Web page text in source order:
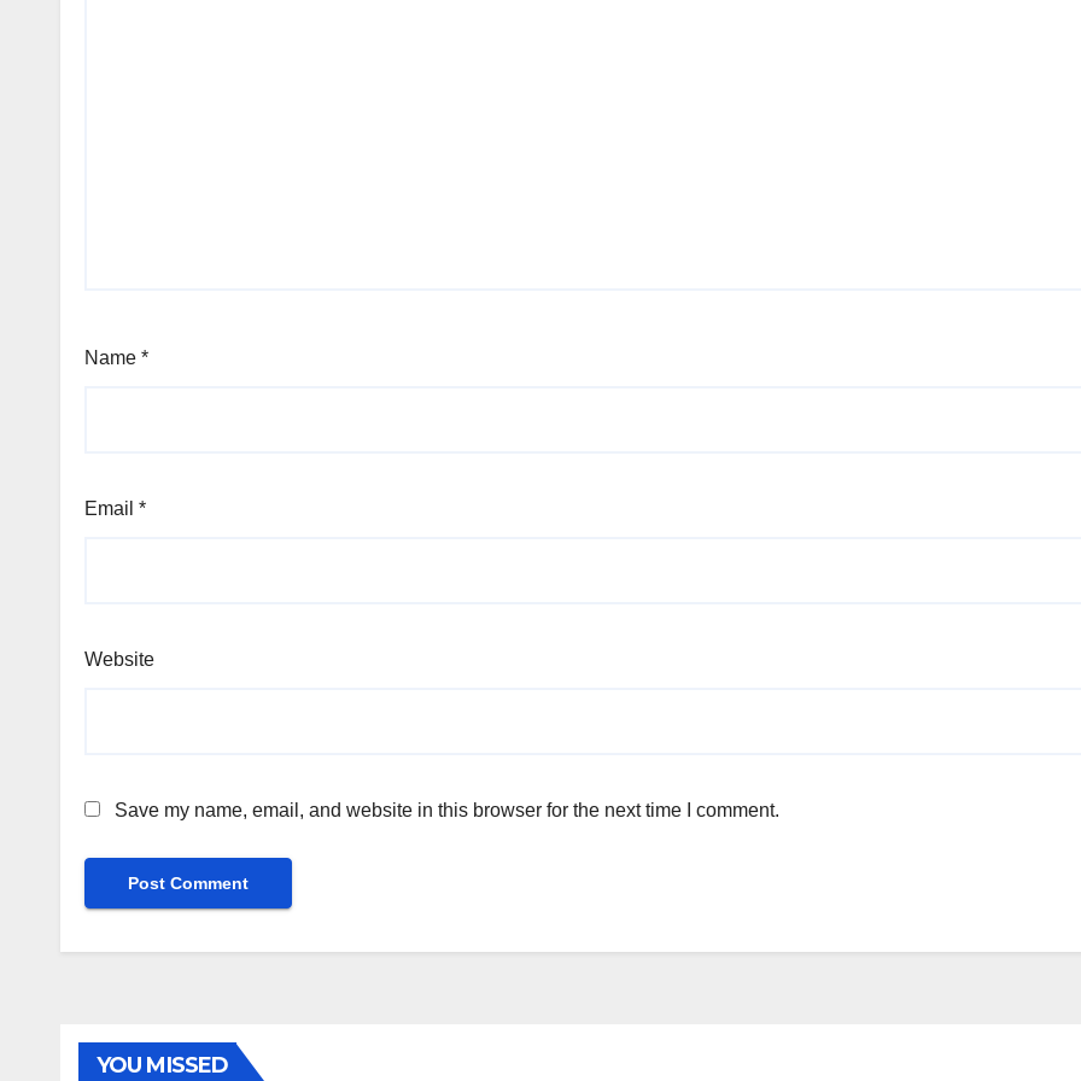
Name *
Email *
Website
Save my name, email, and website in this browser for the next time I comment.
YOU MISSED